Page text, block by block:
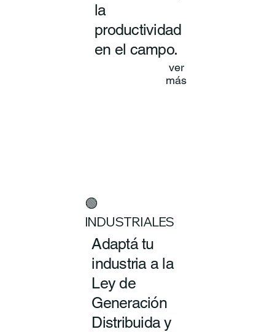
la
productividad
en el campo.
ver
más
🟢
INDUSTRIALES
Adaptá tu
industria a la
Ley de
Generación
Distribuida y